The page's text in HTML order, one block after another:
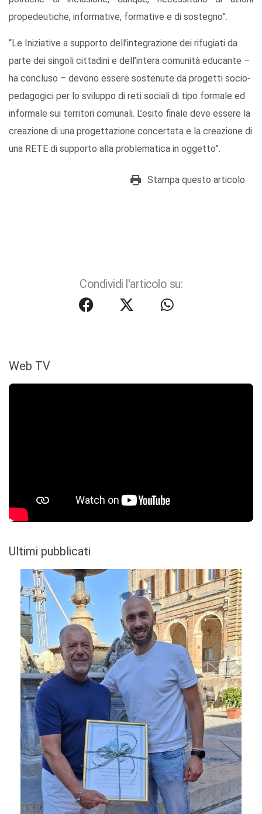
propedeutiche, informative, formative e di sostegno”.
“Le Iniziative a supporto dell’integrazione dei rifugiati da
parte dei singoli cittadini e dell’intera comunità educante –
ha concluso – devono essere sostenute da progetti socio-
pedagogici per lo sviluppo di reti sociali di tipo formale ed
informale sui territori comunali. L’esito finale deve essere la
creazione di una progettazione concertata e la creazione di
una RETE di supporto alla problematica in oggetto”.
Stampa questo articolo
Condividi l'articolo su:
Web TV
Ultimi pubblicati